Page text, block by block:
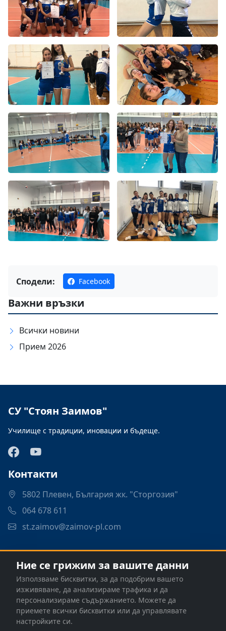
Сподели: Facebook
Важни връзки
Всички новини
Прием 2026
СУ "Стоян Заимов"
Училище с традиции, иновации и бъдеще.
Контакти
5802 Плевен, България жк. "Сторгозия"
064 678 611
st.zaimov@zaimov-pl.com
Връзки
Програми
Контакти
Ние се грижим за вашите данни
Използваме бисквитки, за да подобрим вашето
изживяване, да анализираме трафика и да
персонализираме съдържанието. Можете да
приемете всички бисквитки или да управлявате
настройките си.